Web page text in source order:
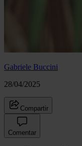
Gabriele Buccini
28/04/2025
Compartir
Comentar